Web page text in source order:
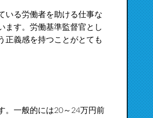
いる労働者を助ける仕事な
ます。労働基準監督官とし
正義感を持つことがとても
。一般的には20～24万円前